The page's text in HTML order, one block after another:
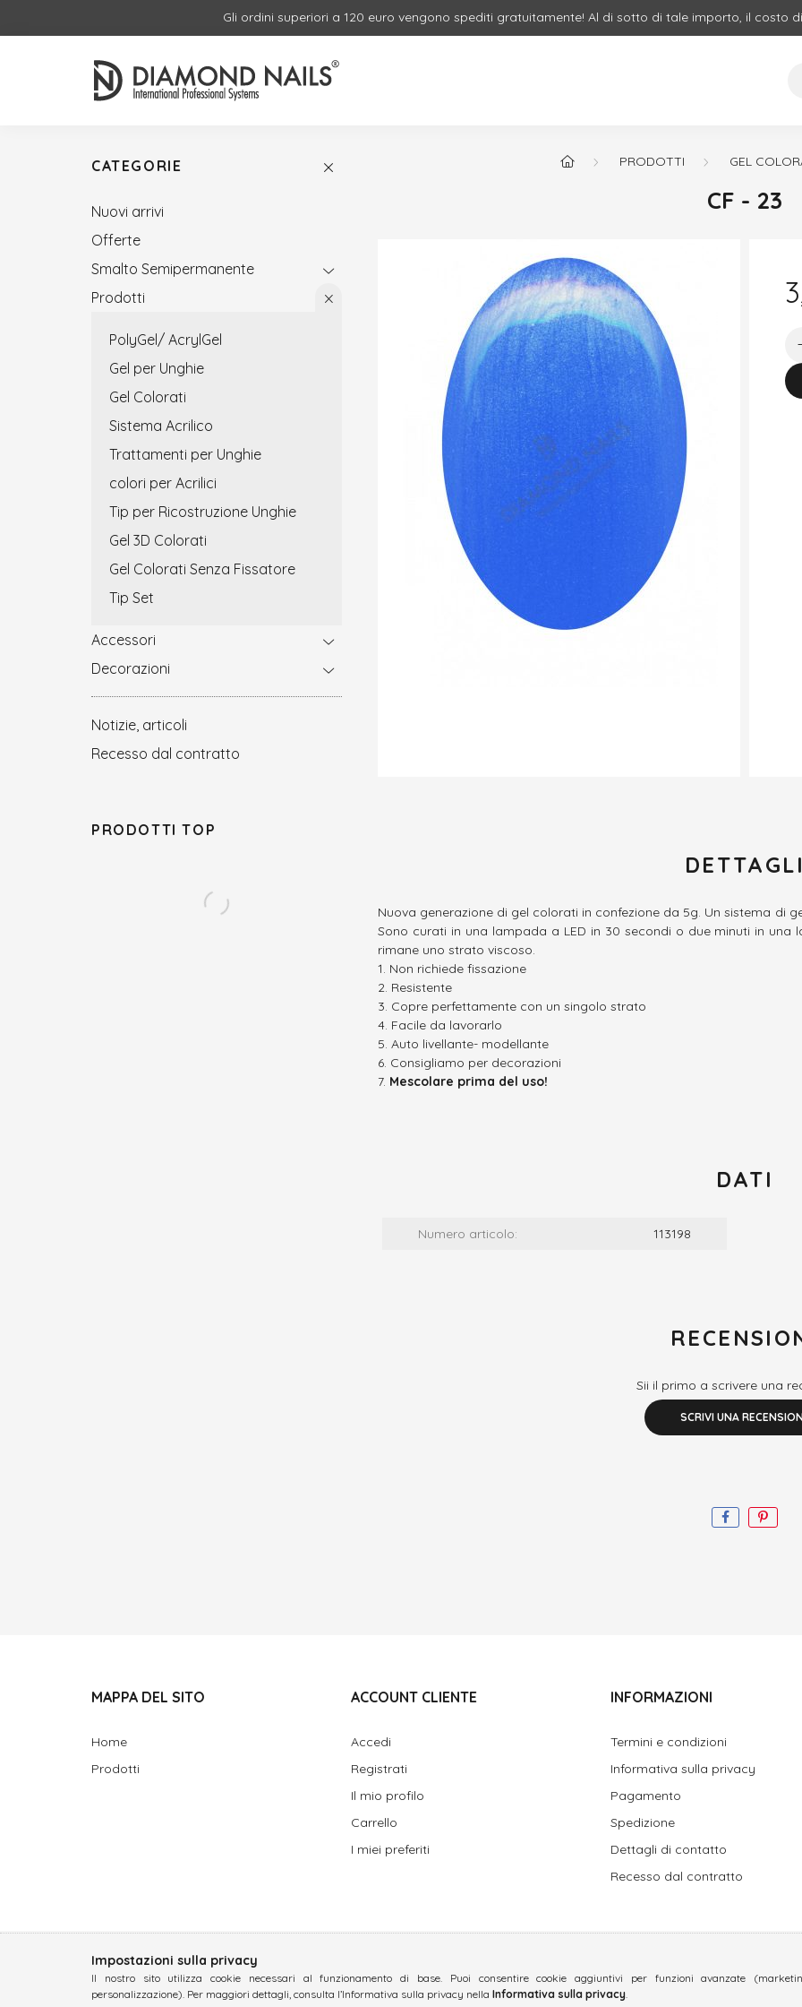
Gli ordini superiori a 120 euro vengono spediti gratuitamente! Al di sotto di tale importo, il costo
CATEGORIE
Nuovi arrivi
Offerte
Smalto Semipermanente
Prodotti
PolyGel/ AcrylGel
Gel per Unghie
Gel Colorati
Sistema Acrilico
Trattamenti per Unghie
colori per Acrilici
Tip per Ricostruzione Unghie
Gel 3D Colorati
Gel Colorati Senza Fissatore
Tip Set
Accessori
Decorazioni
Notizie, articoli
Recesso dal contratto
PRODOTTI TOP
PRODOTTI GEL
CF - 23
DETTAGLI
Nuova generazione di gel colorati in confezione da 5g. Un sistema di
Sono curati in una lampada a LED in 30 secondi o due minuti in
rimane uno strato viscoso.
Non richiede fissazione
Resistente
Copre perfettamente con un singolo strato
Facile da lavorarlo
Auto livellante- modellante
Consigliamo per decorazioni
Mescolare prima del uso!
DATI
Numero articolo: 113198
Sii il primo a scrivere una
SCRIVI UNA
MAPPA DEL SITO
Home
Prodotti
ACCOUNT CLIENTE
Accedi
Registrati
Il mio profilo
Carrello
I miei preferiti
INFORMAZIONI
Termini e condizioni
Informativa sulla privacy
Pagamento
Spedizione
Dettagli di contatto
Recesso dal contratto
Impostazioni sulla privacy
Il nostro sito utilizza cookie necessari al funzionamento di base. Puoi consentire cookie aggiuntivi per funzioni avanzate
personalizzazione). Per maggiori dettagli, consulta l’Informativa sulla privacy nella Informativa sulla privacy.